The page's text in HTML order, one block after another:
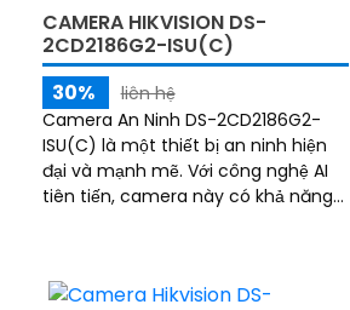
CAMERA HIKVISION DS-
2CD2186G2-ISU(C)
30%
liên hệ
Camera An Ninh DS-2CD2186G2-
ISU(C) là một thiết bị an ninh hiện
đại và mạnh mẽ. Với công nghệ AI
tiên tiến, camera này có khả năng